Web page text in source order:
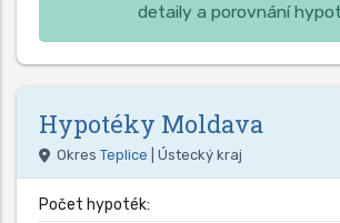
detaily a porovnání
Hypotéky Moldava
Okres Teplice | Ústecký kraj
Počet hypoték: